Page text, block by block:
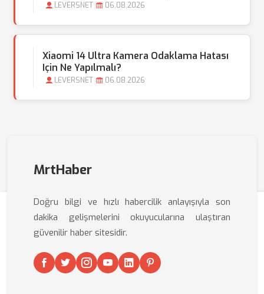
LEVERSNET 06.08.2026
Xiaomi 14 Ultra Kamera Odaklama Hatası
Için Ne Yapılmalı?
LEVERSNET 06.08.2026
MrtHaber
Doğru bilgi ve hızlı habercilik anlayışıyla son
dakika gelişmelerini okuyucularına ulaştıran
güvenilir haber sitesidir.